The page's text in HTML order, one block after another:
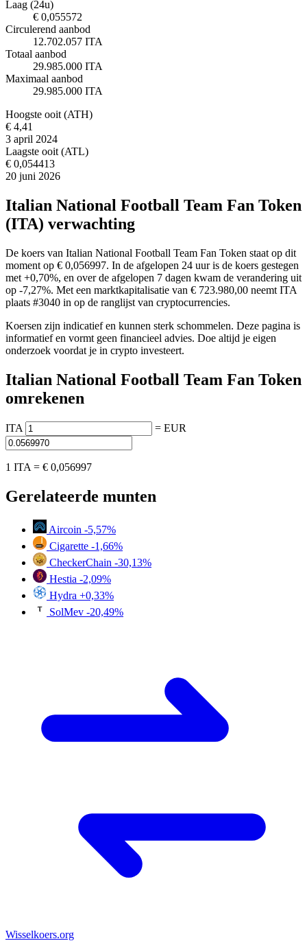
Laag (24u)
€ 0,055572
Circulerend aanbod
12.702.057 ITA
Totaal aanbod
29.985.000 ITA
Maximaal aanbod
29.985.000 ITA
Hoogste ooit (ATH)
€ 4,41
3 april 2024
Laagste ooit (ATL)
€ 0,054413
20 juni 2026
Italian National Football Team Fan Token
(ITA) verwachting
De koers van Italian National Football Team Fan Token staat op dit
moment op € 0,056997. In de afgelopen 24 uur is de koers gestegen
met +0,70%, en over de afgelopen 7 dagen kwam de verandering uit
op -7,27%. Met een marktkapitalisatie van € 723.980,00 neemt ITA
plaats #3040 in op de ranglijst van cryptocurrencies.
Koersen zijn indicatief en kunnen sterk schommelen. Deze pagina is
informatief en vormt geen financieel advies. Doe altijd je eigen
onderzoek voordat je in crypto investeert.
Italian National Football Team Fan Token
omrekenen
ITA = EUR
1 ITA = € 0,056997
Gerelateerde munten
Aircoin -5,57%
Cigarette -1,66%
CheckerChain -30,13%
Hestia -2,09%
Hydra +0,33%
SolMev -20,49%
Wisselkoers.org